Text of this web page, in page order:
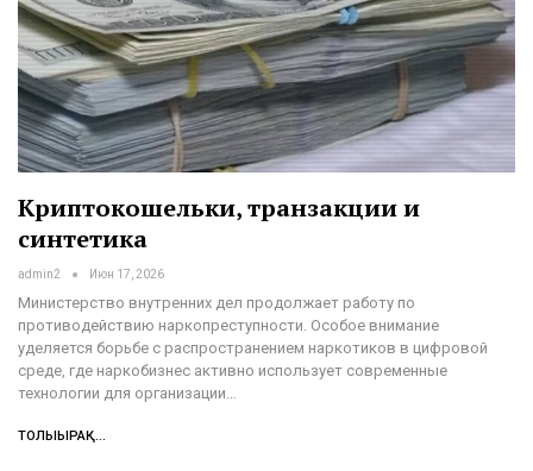
Криптокошельки, транзакции и
синтетика
admin2 Июн 17, 2026
Министерство внутренних дел продолжает работу по
противодействию наркопреступности. Особое внимание
уделяется борьбе с распространением наркотиков в цифровой
среде, где наркобизнес активно использует современные
технологии для организации…
ТОЛЫҒЫРАҚ...